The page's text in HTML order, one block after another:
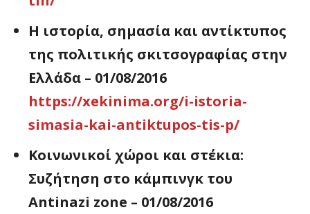
Η ιστορία, σημασία και αντίκτυπος
της πολιτικής σκιτσογραφίας στην
Ελλάδα – 01/08/2016
https://xekinima.org/i-istoria-
simasia-kai-antiktupos-tis-p/
Κοινωνικοί χώροι και στέκια:
Συζήτηση στο κάμπινγκ του
Antinazi zone – 01/08/2016